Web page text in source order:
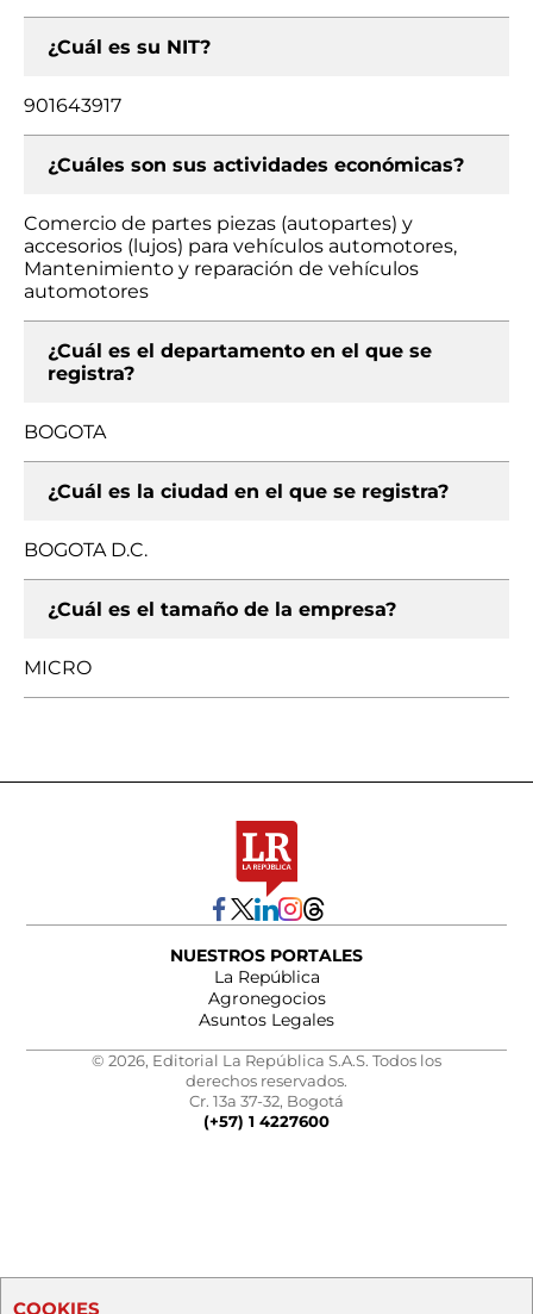
¿Cuál es su NIT?
901643917
¿Cuáles son sus actividades económicas?
Comercio de partes piezas (autopartes) y
accesorios (lujos) para vehículos automotores,
Mantenimiento y reparación de vehículos
automotores
¿Cuál es el departamento en el que se
registra?
BOGOTA
¿Cuál es la ciudad en el que se registra?
BOGOTA D.C.
¿Cuál es el tamaño de la empresa?
MICRO
NUESTROS PORTALES
La República
Agronegocios
Asuntos Legales
© 2026, Editorial La República S.A.S. Todos los
derechos reservados.
Cr. 13a 37-32, Bogotá
(+57) 1 4227600
COOKIES